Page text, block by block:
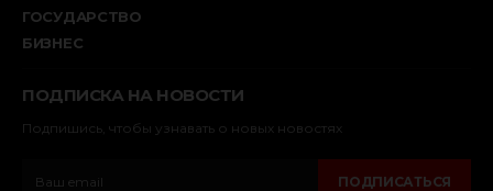
ГОСУДАРСТВО
БИЗНЕС
ПОДПИСКА НА НОВОСТИ
Подпишись, чтобы узнавать о новых новостях
ПОДПИСАТЬСЯ